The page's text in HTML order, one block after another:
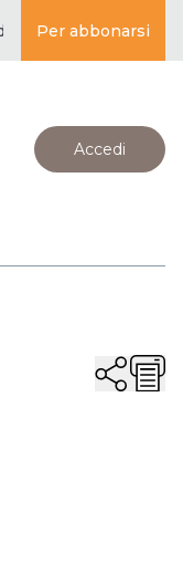
·BUDDISMO
Per abbonarsi
Accedi